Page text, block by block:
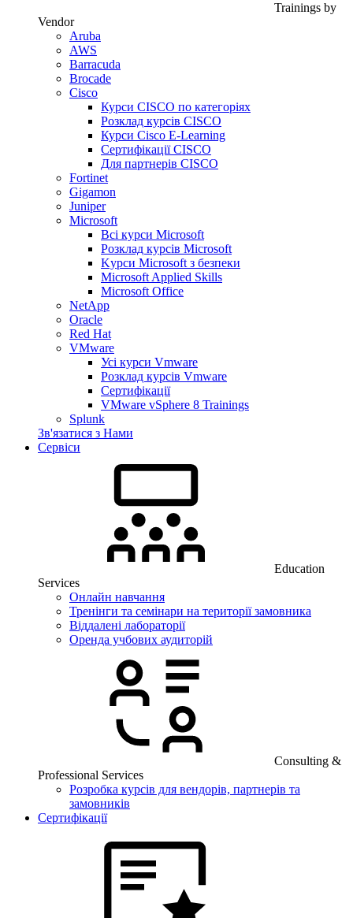
Trainings by
Vendor
Aruba
AWS
Barracuda
Brocade
Cisco
Курси CISCO по категоріях
Розклад курсів CISCO
Курси Cisco E-Learning
Сертифікації CISCO
Для партнерів CISCO
Fortinet
Gigamon
Juniper
Microsoft
Всі курси Microsoft
Розклад курсів Microsoft
Kyрси Microsoft з безпеки
Microsoft Applied Skills
Microsoft Office
NetApp
Oracle
Red Hat
VMware
Усі курси Vmware
Розклад курсів Vmware
Сертифікації
VMware vSphere 8 Trainings
Splunk
Зв'язатися з Нами
Сервіси
Education
Services
Онлайн навчання
Тренінги та семінари на території замовника
Віддалені лабораторії
Оренда учбових аудиторій
Consulting &
Professional Services
Розробка курсів для вендорів, партнерів та
замовників
Сертифікації